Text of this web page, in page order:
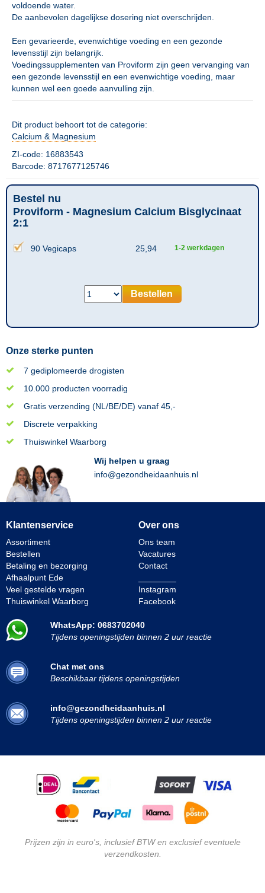
voldoende water.
De aanbevolen dagelijkse dosering niet overschrijden.
Een gevarieerde, evenwichtige voeding en een gezonde
levensstijl zijn belangrijk.
Voedingssupplementen van Proviform zijn geen vervanging van
een gezonde levensstijl en een evenwichtige voeding, maar
kunnen wel een goede aanvulling zijn.
Dit product behoort tot de categorie:
Calcium & Magnesium
ZI-code: 16883543
Barcode: 8717677125746
Bestel nu
Proviform - Magnesium Calcium Bisglycinaat
2:1
90 Vegicaps 25,94 1-2 werkdagen
Bestellen
Onze sterke punten
7 gediplomeerde drogisten
10.000 producten voorradig
Gratis verzending (NL/BE/DE) vanaf 45,-
Discrete verpakking
Thuiswinkel Waarborg
Wij helpen u graag
info@gezondheidaanhuis.nl
Klantenservice
Assortiment
Bestellen
Betaling en bezorging
Afhaalpunt Ede
Veel gestelde vragen
Thuiswinkel Waarborg
Over ons
Ons team
Vacatures
Contact
Instagram
Facebook
WhatsApp: 0683702040
Tijdens openingstijden binnen 2 uur reactie
Chat met ons
Beschikbaar tijdens openingstijden
info@gezondheidaanhuis.nl
Tijdens openingstijden binnen 2 uur reactie
Prijzen zijn in euro's, inclusief BTW en exclusief eventuele
verzendkosten.